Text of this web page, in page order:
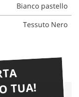
Bianco pastello
Tessuto Nero
TUA!